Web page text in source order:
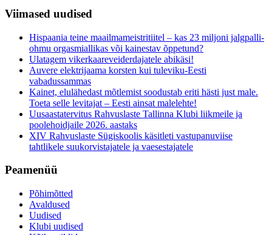
Viimased uudised
Hispaania teine maailmameistritiitel – kas 23 miljoni jalgpalli-
ohmu orgasmiallikas või kainestav õppetund?
Ulatagem vikerkaareveiderdajatele abikäsi!
Auvere elektrijaama korsten kui tuleviku-Eesti
vabadussammas
Kainet, elulähedast mõtlemist soodustab eriti hästi just male.
Toeta selle levitajat – Eesti ainsat malelehte!
Uusaastatervitus Rahvuslaste Tallinna Klubi liikmeile ja
poolehoidjaile 2026. aastaks
XIV Rahvuslaste Sügiskoolis käsitleti vastupanuviise
tahtlikele suukorvistajatele ja vaesestajatele
Peamenüü
Põhimõtted
Avaldused
Uudised
Klubi uudised